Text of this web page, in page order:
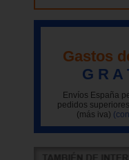
Gastos
G R A
Envíos España
pedidos
(más iva)